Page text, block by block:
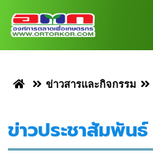
ข่าวสารและกิจกรรม
ข่าวประชาสัมพันธ์